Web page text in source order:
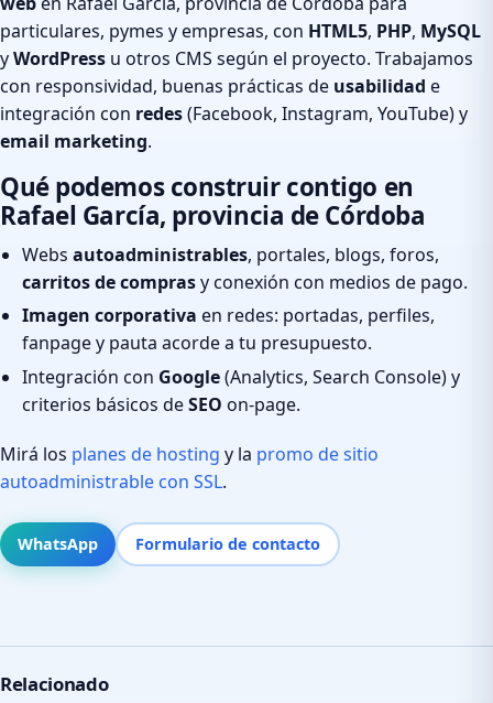
particulares, pymes y empresas, con HTML5, PHP, MySQL
yWordPress u otros CMS según el proyecto. Trabajamos
con responsividad, buenas prácticas de usabilidad e
integración con redes(Facebook, Instagram, YouTube) y
email marketing.
Qué podemos construir contigo en
Rafael García, provincia de Córdoba
Webs autoadministrables, portales, blogs, foros,
carritos de comprasy conexión con medios de pago.
Imagen corporativa en redes: portadas, perfiles,
fanpage y pauta acorde a tu presupuesto.
Integración con Google(Analytics, Search Console) y
criterios básicos deSEO on-page.
Mirá los planes de hosting y la promo de sitio
autoadministrable con SSL.
WhatsApp Formulario de contacto
Relacionado